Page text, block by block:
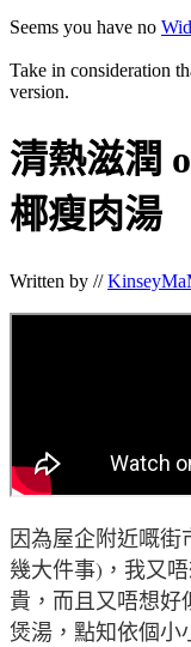
Seems you have no
Take in consideration
version.
清熱滋潤
椰瘦肉湯
Written by //
因為屋企附近嘅
幾大件事) ，我又
貴，而且又唔想好
煲湯 ， 點知依個小